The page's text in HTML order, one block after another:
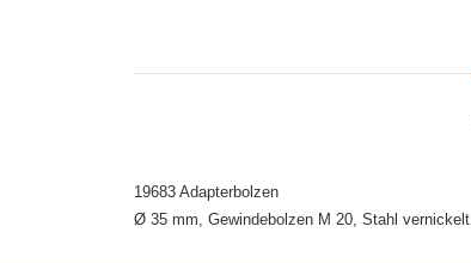
19683 Adapterbolzen
Ø 35 mm, Gewindebolzen M 20, Stahl vernickelt.